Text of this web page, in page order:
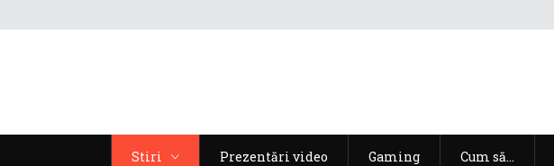
Stiri Prezentări video Gaming Cum să…